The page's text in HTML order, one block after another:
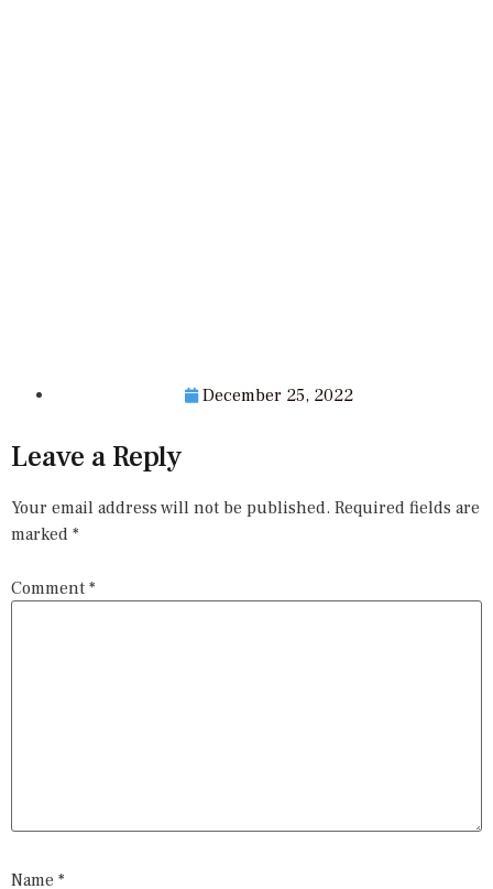
December 25, 2022
Leave a Reply
Your email address will not be published. Required fields are
marked *
Comment *
Name *